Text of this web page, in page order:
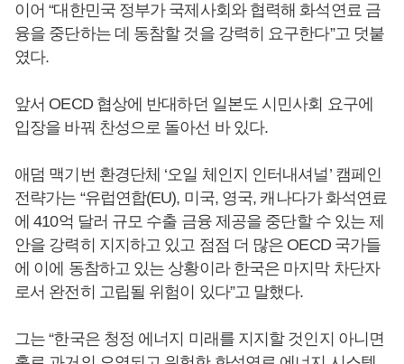
이어 “대한민국 정부가 국제사회와 협력해 화석연료 금
융을 중단하는 데 동참할 것을 강력히 요구한다”고 덧붙
였다.
앞서 OECD 협상에 반대하던 일본도 시민사회 요구에
입장을 바꿔 찬성으로 돌아선 바 있다.
애덤 맥기번 환경단체 ‘오일 체인지 인터내셔널’ 캠페인
전략가는 “유럽연합(EU), 미국, 영국, 캐나다가 화석연료
에 410억 달러 규모 수출 금융 제공을 중단할 수 있는 제
안을 강력히 지지하고 있고 점점 더 많은 OECD 국가들
에 이에 동참하고 있는 상황이라 한국은 마지막 차단자
로서 완전히 고립될 위험이 있다”고 말했다.
그는 “한국은 청정 에너지 미래를 지지할 것인지 아니면